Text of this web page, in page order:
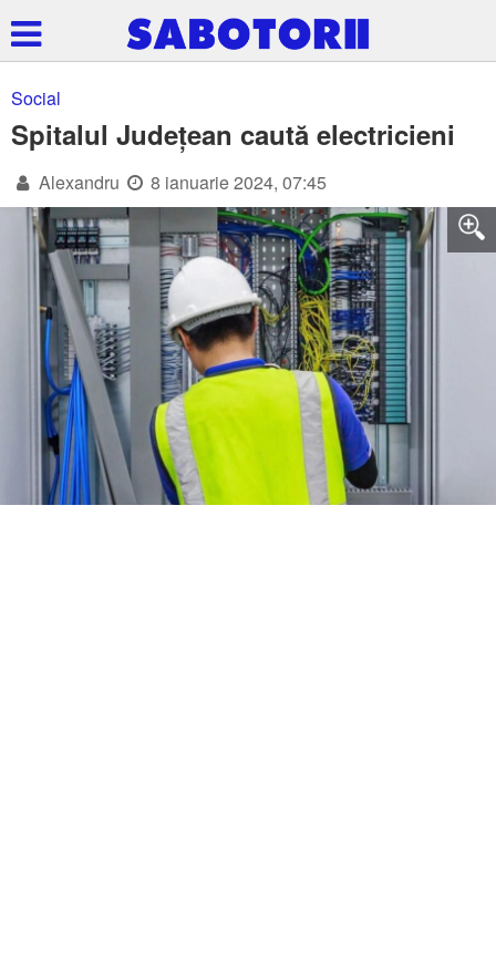
Social
Spitalul Județean caută electricieni
Alexandru 8 ianuarie 2024, 07:45